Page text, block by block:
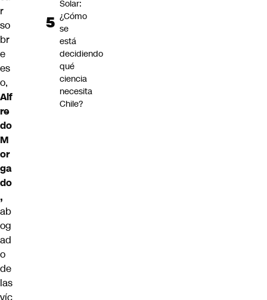
r
so
br
e
es
o,
Alf
re
do
M
or
ga
do
,
ab
og
ad
o
de
las
víc
Solar:
¿Cómo
se
está
decidiendo
qué
ciencia
necesita
Chile?